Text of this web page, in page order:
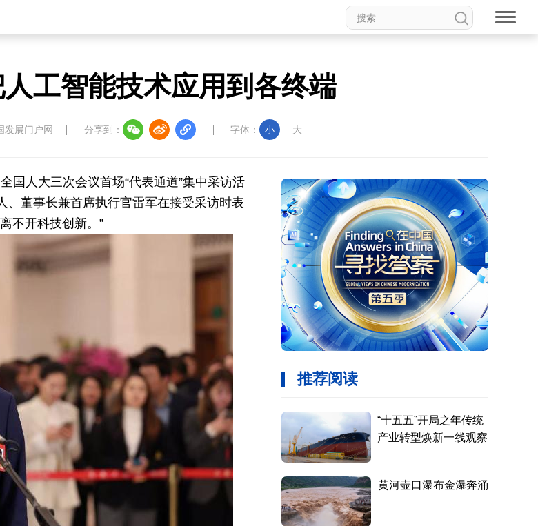
工智能技术应用到各终端
发展门户网 分享到： 字体： 小 大
国人大三次会议首场“代表通道”集中采访活
董事长兼首席执行官雷军在接受采访时表
不开科技创新。”